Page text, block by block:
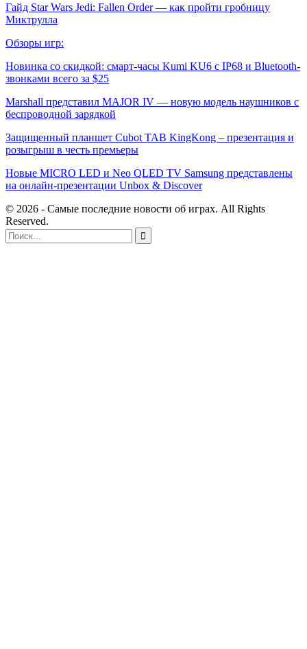
Гайд Star Wars Jedi: Fallen Order — как пройти гробницу
Миктрулла
Обзоры игр:
Новинка со скидкой: смарт-часы Kumi KU6 с IP68 и Bluetooth-
звонками всего за $25
Marshall представил MAJOR IV — новую модель наушников с
беспроводной зарядкой
Защищенный планшет Cubot TAB KingKong – презентация и
розыгрыш в честь премьеры
Новые MICRO LED и Neo QLED TV Samsung представлены
на онлайн-презентации Unbox & Discover
© 2026 - Самые последние новости об играх. All Rights
Reserved.